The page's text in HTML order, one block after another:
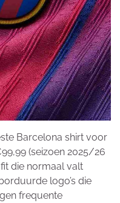
Barcelona shirt voor
(seizoen 2025/26
die normaal valt
logo’s die
frequente